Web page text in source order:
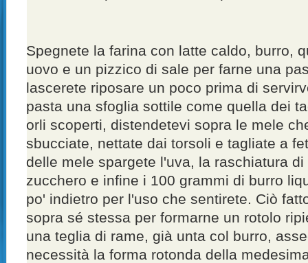
Spegnete la farina con latte caldo, burro,
uovo e un pizzico di sale per farne una
lascerete riposare un poco prima di
pasta una sfoglia sottile come quella dei
orli scoperti, distendetevi sopra le mele
sbucciate, nettate dai torsoli e tagliate a
delle mele spargete l'uva, la raschiatura
zucchero e infine i 100 grammi di burro
po' indietro per l'uso che sentirete. Ciò
sopra sé stessa per formarne un rotolo
una teglia di rame, già unta col burro,
necessità la forma rotonda della